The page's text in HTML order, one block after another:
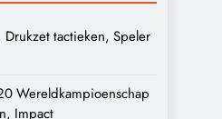
tactieken, Speler
Wereldkampioenschap
Impact